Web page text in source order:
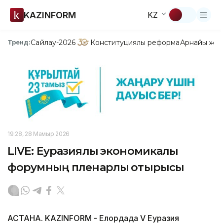
KAZINFORM KZ
Тренд:Сайлау-2026 Конституциялық реформаАрнайы
19:28, 28 Мамыр 2026
LIVE: Еуразиялық экономикалық
форумның пленарлық отырысы
АСТАНА. KAZINFORM - Елордада V Еуразия